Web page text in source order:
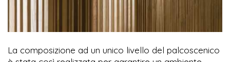
La composizione ad un unico livello del palcoscenico